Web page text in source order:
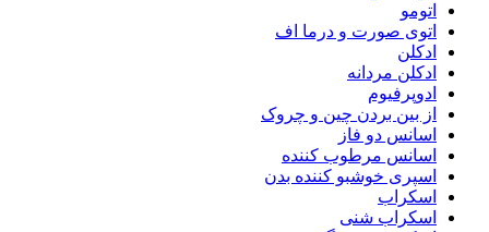
اتومو
اتوی صورت و درما اف
ادکلن
ادکلن مردانه
ادوپرفیوم
از بین بردن چین و چروک
اسانس دو فاز
اسانس مرطوب کننده
اسپری خوشبو کننده بدن
اسکراب
اسکراب شنی